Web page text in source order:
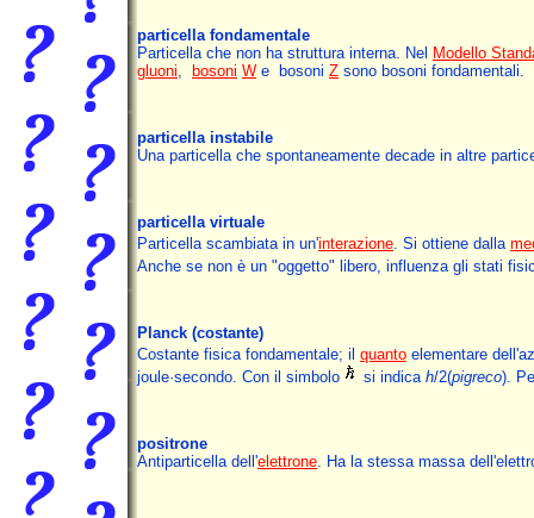
particella fondamentale
Particella che non ha struttura interna. Nel Modello
gluoni, bosoni W e bosoni Z sono bosoni fondamentali.
particella instabile
Una particella che spontaneamente decade in altre
particella virtuale
Particella scambiata in un'interazione. Si ottiene dalla
Anche se non è un "oggetto" libero, influenza gli stati
Planck (costante)
Costante fisica fondamentale; il quanto elementare
joule·secondo. Con il simbolo
si indica h/2(pigreco).
positrone
Antiparticella dell'elettrone. Ha la stessa massa